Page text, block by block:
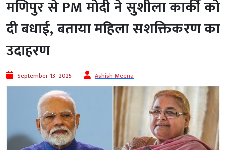
मणिपुर से PM मोदी ने सुशीला कार्की को
दी बधाई, बताया महिला सशक्तिकरण का
उदाहरण
September 13, 2025 Ashish Meena